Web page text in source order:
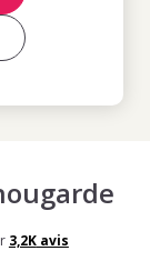
3,2Kavis